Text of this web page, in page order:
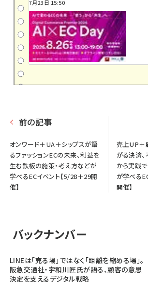
7月23日 15:50
前の記事
オンワード＋UA＋シップスが語
るファッションECの未来、利益を
生む鉄板の施策・考え方などが
学べるECイベント【5/28＋29開
催】
売上UP＋
がる決済
から実践
が学べる
開催】
バックナンバー
LINEは「売る場」ではなく「距離を縮める場」。
阪急交通社・宇和川匠氏が語る、顧客の意思
決定を支えるデジタル戦略